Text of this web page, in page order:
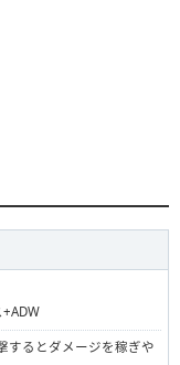
するとダメージを稼ぎや